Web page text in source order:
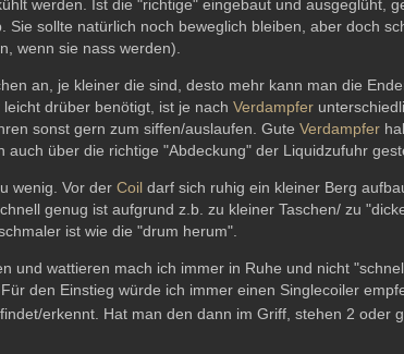
werden. Ist die "richtige" eingebaut und ausgeglüht,
Sie sollte natürlich noch beweglich bleiben, aber doch
wenn sie nass werden).
an, je kleiner die sind, desto mehr kann man die
drüber benötigt, ist je nachVerdampfer
sonst gern zum siffen/auslaufen. GuteVerdampfer
über die richtige "Abdeckung" der Liquidzufuhr
wenig. Vor derCoil darf sich ruhig ein kleiner Berg
genug ist aufgrund z.b. zu kleiner Taschen/ zu
ist wie die "drum herum".
und wattieren mach ich immer in Ruhe und nicht
Für den Einstieg würde ich immer einen Singlecoiler
erkennt. Hat man den dann im Griff, stehen 2 oder